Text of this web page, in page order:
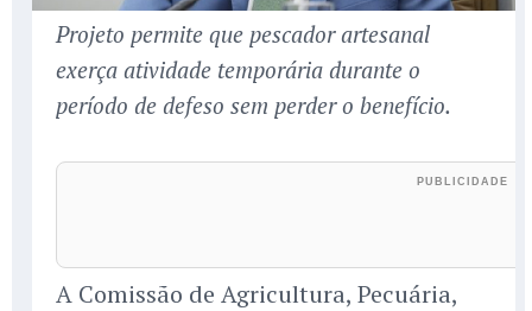
Projeto permite que pescador artesanal
exerça atividade temporária durante o
período de defeso sem perder o benefício.
A Comissão de Agricultura, Pecuária,